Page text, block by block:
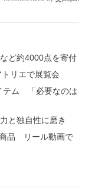
ど約4000点を寄付
リエで展覧会
テム 「必要なのは
と独自性に磨き
商品 リール動画で